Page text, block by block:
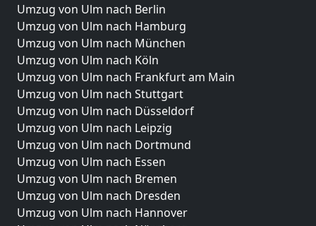
Umzug von Ulm nach Berlin
Umzug von Ulm nach Hamburg
Umzug von Ulm nach München
Umzug von Ulm nach Köln
Umzug von Ulm nach Frankfurt am Main
Umzug von Ulm nach Stuttgart
Umzug von Ulm nach Düsseldorf
Umzug von Ulm nach Leipzig
Umzug von Ulm nach Dortmund
Umzug von Ulm nach Essen
Umzug von Ulm nach Bremen
Umzug von Ulm nach Dresden
Umzug von Ulm nach Hannover